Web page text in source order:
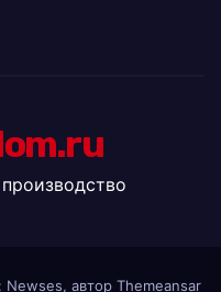
Newses, автор Themeansar